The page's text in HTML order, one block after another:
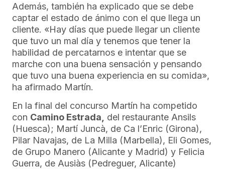
Además, también ha explicado que se debe
captar el estado de ánimo con el que llega un
cliente. «Hay días que puede llegar un cliente
que tuvo un mal día y tenemos que tener la
habilidad de percatarnos e intentar que se
marche con una buena sensación y pensando
que tuvo una buena experiencia en su comida»,
ha afirmado Martín.
En la final del concurso Martín ha competido
con Camino Estrada,
del restaurante Ansils
(Huesca); Martí Juncà, de Ca l’Enric (Girona),
Pilar Navajas, de La Milla (Marbella), Eli Gomes,
de Grupo Manero (Alicante y Madrid) y Felicia
Guerra, de Ausiàs (Pedreguer, Alicante)